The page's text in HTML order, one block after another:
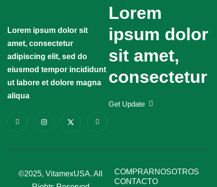
Lorem ipsum dolor sit
amet, consectetur
adipiscing elit, sed do
eiusmod tempor incididunt
ut labore et dolore magna
aliqua
Lorem
ipsum dolor
sit amet,
consectetur
Get Update
©2025, VitamexUSA. All
COMPRARNOSOTROS
CONTACTO